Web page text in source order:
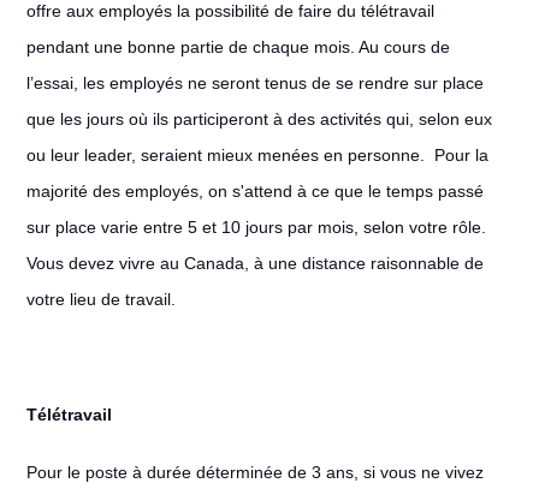
offre aux employés la possibilité de faire du télétravail
pendant une bonne partie de chaque mois. Au cours de
l’essai, les employés ne seront tenus de se rendre sur place
que les jours où ils participeront à des activités qui, selon eux
ou leur leader, seraient mieux menées en personne. Pour la
majorité des employés, on s'attend à ce que le temps passé
sur place varie entre 5 et 10 jours par mois, selon votre rôle.
Vous devez vivre au Canada, à une distance raisonnable de
votre lieu de travail.
Télétravail
Pour le poste à durée déterminée de 3 ans, si vous ne vivez